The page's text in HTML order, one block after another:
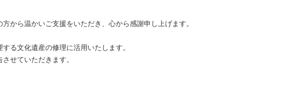
から温かいご支援をいただき、心から感謝申し上げます。
る文化遺産の修理に活用いたします。
せていただきます。